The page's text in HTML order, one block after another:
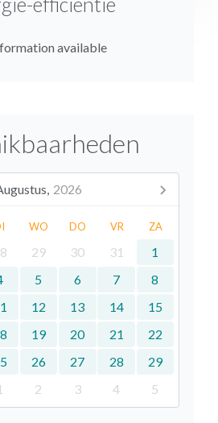
available
2026
WO DO VR ZA
29 30 31
1
5 6 7
8
12 13 14
15
19 20 21
22
26 27 28
29
2 3 4 5